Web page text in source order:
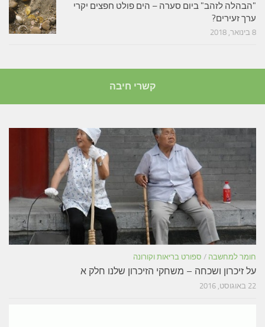
"הבהלה לזהב" ביום סערה – הים פולט חפצים יקרי
ערך זעירים?
8 בינואר, 2018
קשרי חיבה
חומר למחשבה / ספורט בריאות וקורונה
על זיכרון ושכחה – משחקי הזיכרון שלנו חלק א
22 באוגוסט, 2016